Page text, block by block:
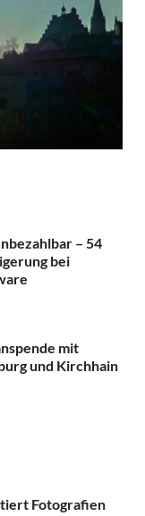
– 54
bei
mit
und Kirchhain
Fotografien